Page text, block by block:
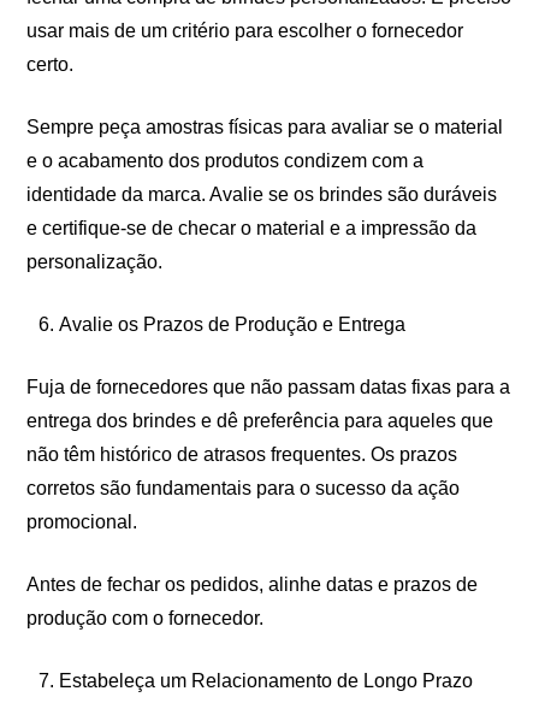
usar mais de um critério para escolher o fornecedor
certo.
Sempre peça amostras físicas para avaliar se o material
e o acabamento dos produtos condizem com a
identidade da marca. Avalie se os brindes são duráveis
e certifique-se de checar o material e a impressão da
personalização.
Avalie os Prazos de Produção e Entrega
Fuja de fornecedores que não passam datas fixas para a
entrega dos brindes e dê preferência para aqueles que
não têm histórico de atrasos frequentes. Os prazos
corretos são fundamentais para o sucesso da ação
promocional.
Antes de fechar os pedidos, alinhe datas e prazos de
produção com o fornecedor.
Estabeleça um Relacionamento de Longo Prazo